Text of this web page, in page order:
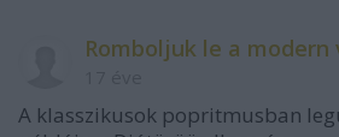
Romboljuk le a
A klasszikusok popritmusban